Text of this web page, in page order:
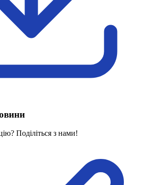
область
область
область
область
область
відповідальні за контактування з
жестову мову
жестових мов різних країн
Поділіться з нами!